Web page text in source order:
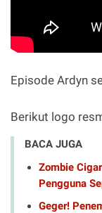
Episode Ardyn
Berikut logo
BACA JUGA
Zombie
Pengguna
Geger!